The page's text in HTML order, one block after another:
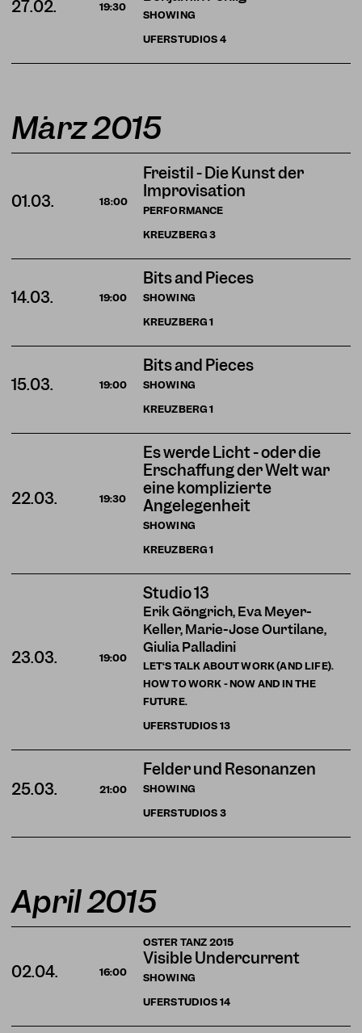
SHOWING
27.02. 19:30
UFERSTUDIOS4
März 2015
Freistil - Die Kunst der
Improvisation
PERFORMANCE
01.03. 18:00
KREUZBERG3
Bits and Pieces
SHOWING
14.03.
19:00
KREUZBERG1
Bits and Pieces
SHOWING
15.03.
19:00
KREUZBERG1
Es werde Licht - oder die
Erschaffung der Welt war
eine komplizierte
Angelegenheit
SHOWING
22.03. 19:30
KREUZBERG1
Studio 13
Erik Göngrich, Eva Meyer-
Keller, Marie-José Ourtilane,
Giulia Palladini
LET‘S TALK ABOUT WORK (AND LIFE).
HOW TO WORK - NOW AND IN THE
FUTURE.
23.03. 19:00
UFERSTUDIOS13
Felder und Resonanzen
SHOWING
25.03.
21:00
UFERSTUDIOS3
April 2015
OSTER TANZ 2015
Visible Undercurrent
SHOWING
02.04. 16:00
UFERSTUDIOS14